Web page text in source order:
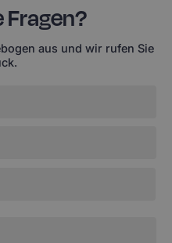
Fragen?
aus und wir rufen Sie